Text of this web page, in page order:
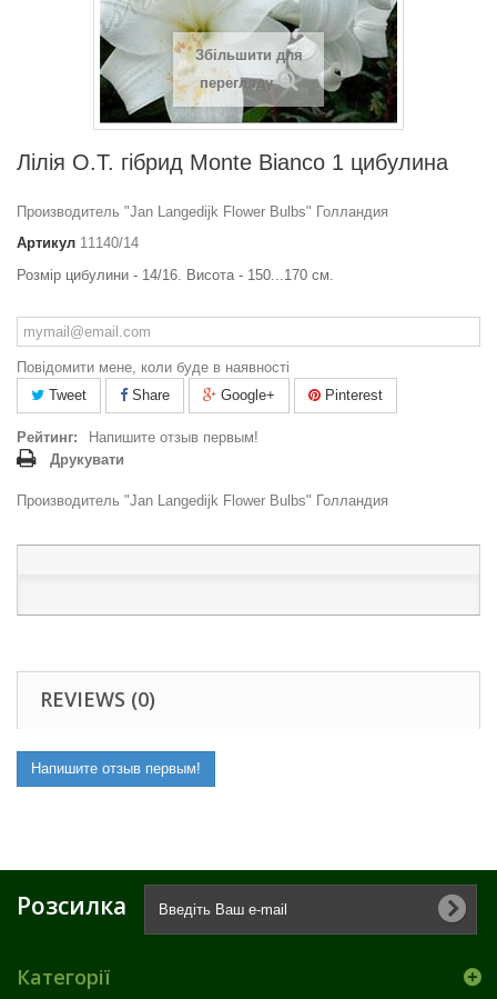
Збільшити для
перегляду
Лілія О.Т. гібрид Monte Bianco 1 цибулина
Производитель "Jan Langedijk Flower Bulbs" Голландия
Артикул 11140/14
Розмір цибулини - 14/16. Висота - 150...170 см.
Повідомити мене, коли буде в наявності
Tweet
Share Google+ Pinterest
Рейтинг:
Напишите отзыв первым!
Друкувати
Производитель "Jan Langedijk Flower Bulbs" Голландия
REVIEWS (0)
Напишите отзыв первым!
Розсилка
Категорії